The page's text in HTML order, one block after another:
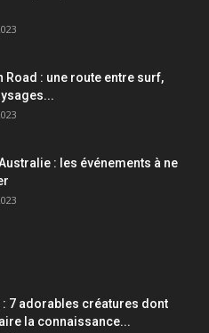
Road : une route entre surf,
: les événements à ne
: 7 adorables créatures dont
la connaissance...